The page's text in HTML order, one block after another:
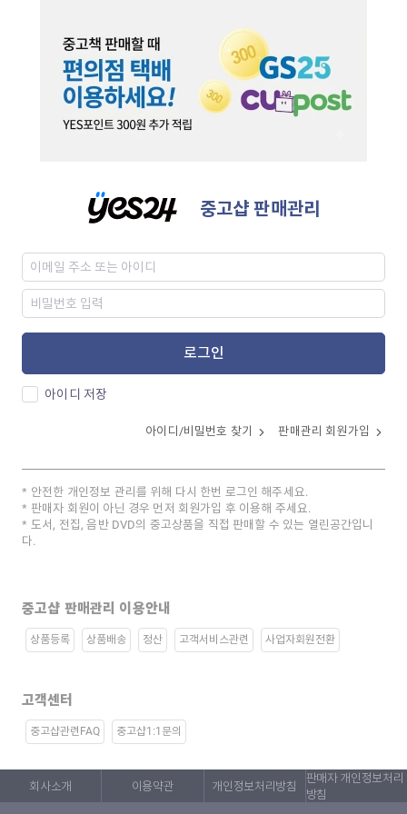
중고샵 판매관리
로그인
아이디 저장
아이디/비밀번호 찾기 판매관리 회원가입
안전한 개인정보 관리를 위해 다시 한번 로그인 해주세요.
판매자 회원이 아닌 경우 먼저 회원가입 후 이용해 주세요.
도서, 전집, 음반 DVD의 중고상품을 직접 판매할 수 있는 열린공간입니
다.
중고샵 판매관리 이용안내
상품등록 상품배송 정산 고객서비스관련 사업자회원전환
고객센터
중고샵관련FAQ 중고샵1:1문의
회사소개 이용약관 개인정보처리방침
판매자 개인정보처리
방침